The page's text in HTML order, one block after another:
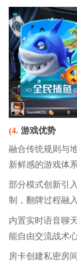
(4. 游戏优势
融合传统规则与
新鲜感的游戏体
部分模式创新引
制，翻牌过程融
内置实时语音聊
能自由交流战术
房卡创建私密房